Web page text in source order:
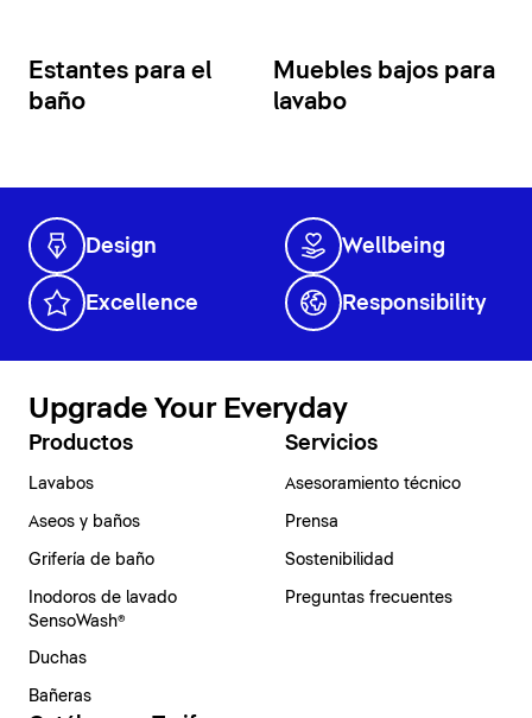
Estantes para el
baño
Muebles bajos para
lavabo
Design Wellbeing
Excellence Responsibility
Upgrade Your Everyday
Productos
Lavabos
Aseos y baños
Grifería de baño
Inodoros de lavado
SensoWash®
Duchas
Bañeras
Servicios
Asesoramiento técnico
Prensa
Sostenibilidad
Preguntas frecuentes